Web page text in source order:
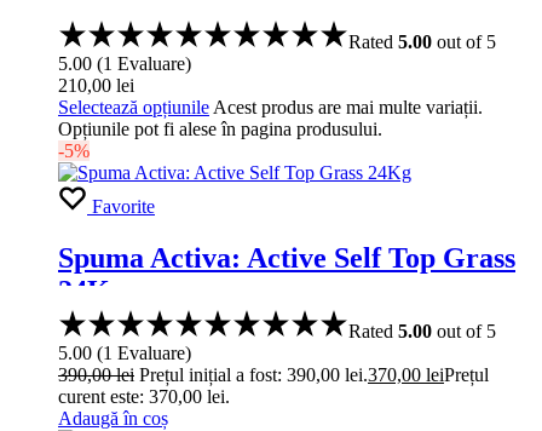
Rated 5.00 out of 5
5.00 (1 Evaluare)
210,00 lei
Selectează opțiunile Acest produs are mai multe variații.
Opțiunile pot fi alese în pagina produsului.
-5%
Favorite
Spuma Activa: Active Self Top Grass
24Kg
Rated 5.00 out of 5
5.00 (1 Evaluare)
390,00lei Prețul inițial a fost: 390,00 lei.370,00 leiPrețul
curent este: 370,00 lei.
Adaugă în coș